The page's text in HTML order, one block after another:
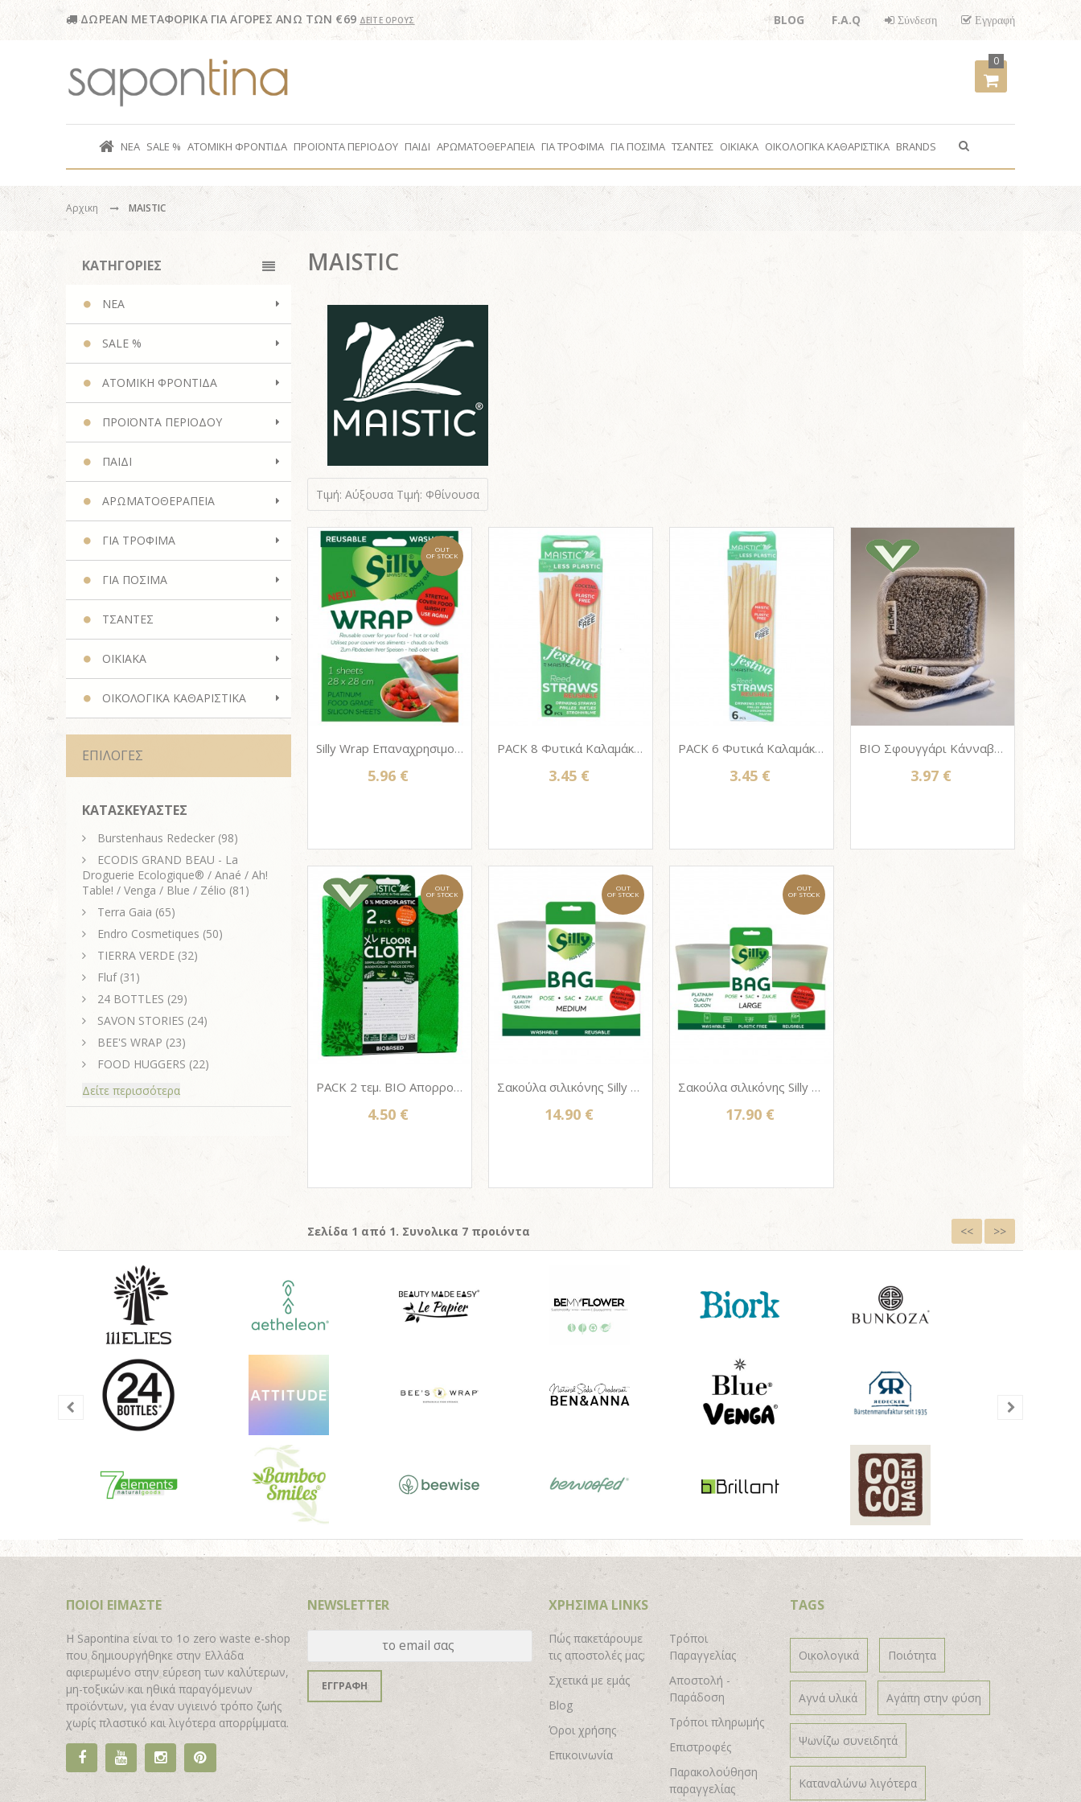
ΔΩΡΕΑΝ ΜΕΤΑΦΟΡΙΚΑ ΓΙΑ ΑΓΟΡΕΣ ΑΝΩ ΤΩΝ €69 ΔΕΙΤΕ ΟΡΟΥΣ Εγγραφή
Σύνδεση
BLOG F.A.Q
0
ΝΕΑ SALE % ΑΤΟΜΙΚΗ ΦΡΟΝΤΙΔΑ ΠΡΟΪΟΝΤΑ ΠΕΡΙΟΔΟΥ ΠΑΙΔΙ ΑΡΩΜΑΤΟΘΕΡΑΠΕΙΑ ΓΙΑ ΤΡΟΦΙΜΑ ΓΙΑ ΠΟΣΙΜΑ ΤΣΑΝΤΕΣ ΟΙΚΙΑΚΑ ΟΙΚΟΛΟΓΙΚΑ ΚΑΘΑΡΙΣΤΙΚΑ BRANDS
Αρχικη MAISTIC
MAISTIC
Τιμή: Αύξουσα Τιμή: Φθίνουσα
OUT
OF STOCK
Silly Wrap Επαναχρησιμοποιήσιμο Φύλλο Σιλικόνης για τύλιγμα Τροφίμων (XL)
5.96 €
PACK 8 Φυτικά Καλαμάκια από Καλαμιά μακράς διάρκειας & αντοχής, MAISTIC 14cm
3.45 €
PACK 6 Φυτικά Καλαμάκια από Καλαμιά μακράς διάρκειας & αντοχής, MAISTIC 20cm
3.45 €
BIO Σφουγγάρι Κάνναβης για Κουζίνα ή Πρόσωπο MAISTIC Plasticfree HEMP SCRUBBIE (Μηδέν 0% Πλαστικό)
3.97 €
OUT
OF STOCK
PACK 2 τεμ. ΒΙΟ Απορροφητικά Πανιά καθαρισμού Δαπέδου THE MAISTIC CLOTH – FSC® (Μηδέν 0% Πλαστικό) XLarge
4.50 €
OUT
OF STOCK
Σακούλα σιλικόνης Silly bag - Stand up MEDIUM 700ml
14.90 €
OUT
OF STOCK
Σακούλα σιλικόνης Silly bag - Stand up LARGE 1000ml
17.90 €
Σελίδα 1 από 1. Συνολικα 7 προιόντα << >>
ΚΑΤΗΓΟΡΙΕΣ
ΝΕΑ
SALE %
ΑΤΟΜΙΚΗ ΦΡΟΝΤΙΔΑ
ΠΡΟΪΟΝΤΑ ΠΕΡΙΟΔΟΥ
ΠΑΙΔΙ
ΑΡΩΜΑΤΟΘΕΡΑΠΕΙΑ
ΓΙΑ ΤΡΟΦΙΜΑ
ΓΙΑ ΠΟΣΙΜΑ
ΤΣΑΝΤΕΣ
ΟΙΚΙΑΚΑ
ΟΙΚΟΛΟΓΙΚΑ ΚΑΘΑΡΙΣΤΙΚΑ
ΕΠΙΛΟΓΕΣ
ΚΑΤΑΣΚΕΥΑΣΤΕΣ
Burstenhaus Redecker (98)
ECODIS GRAND BEAU - La
Droguerie Ecologique® / Anaé / Ah!
Table! / Venga / Blue / Zélio (81)
Terra Gaia (65)
Endro Cosmetiques (50)
TIERRA VERDE (32)
Fluf(31)
24 BOTTLES (29)
SAVON STORIES (24)
BEE'S WRAP (23)
FOOD HUGGERS (22)
Δείτε περισσότερα
ΠΟΙΟΙ ΕΙΜΑΣΤΕ
H Sapontina είναι το 1ο zero waste e-shop
που δημιουργήθηκε στην Ελλάδα
αφιερωμένο στην εύρεση των καλύτερων,
μη-τοξικών και ηθικά παραγόμενων
προϊόντων, για έναν υγιεινό τρόπο ζωής
χωρίς πλαστικό και λιγότερα απορρίμματα.

NEWSLETTER
ΕΓΓΡΑΦΗ
ΧΡΗΣΙΜΑ LINKS
Πώς πακετάρουμε
τις αποστολές μας;
Σχετικά με εμάς
Blog
Όροι χρήσης
Επικοινωνία
Τρόποι
Παραγγελίας
Αποστολή -
Παράδοση
Τρόποι πληρωμής
Επιστροφές
Παρακολούθηση
παραγγελίας
TAGS
Οικολογικά Ποιότητα
Αγνά υλικά Αγάπη στην φύση
Ψωνίζω συνειδητά
Καταναλώνω λιγότερα